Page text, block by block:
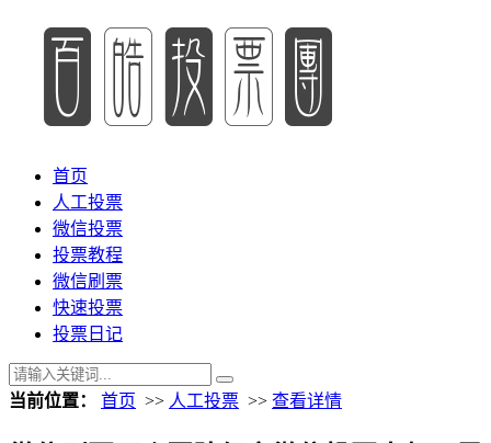
首页
人工投票
微信投票
投票教程
微信刷票
快速投票
投票日记
当前位置： 首页 >> 人工投票 >> 查看详情